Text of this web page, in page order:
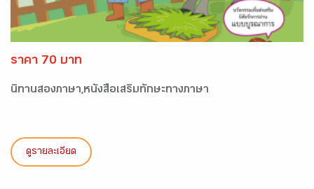
ราคา 70 บาท
นิทานสองภาษา,หนังสือเสริมทักษะทางภาษา
ดูรายละเอียด